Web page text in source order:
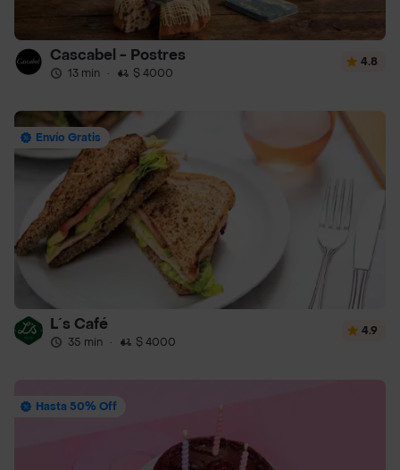
Cascabel - Postres
13 min · $ 4000
4.8
Envío Gratis
L´s Café
35 min · $ 4000
4.9
Hasta 50% Off